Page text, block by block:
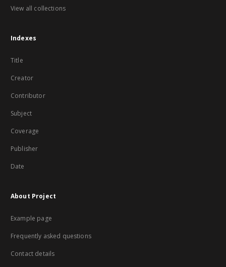
View all collections
Indexes
Title
Creator
Contributor
Subject
Coverage
Publisher
Date
About Project
Example page
Frequently asked questions
Contact details